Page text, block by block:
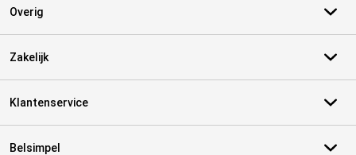
Overig
Zakelijk
Klantenservice
Belsimpel